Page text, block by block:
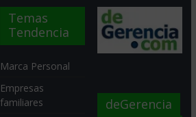
Temas
Tendencia
Marca Personal
Empresas
familiares
deGerencia